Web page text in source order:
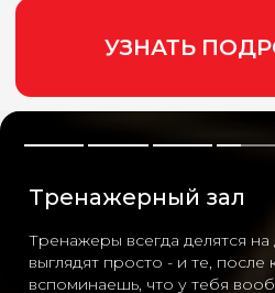
Тренажерный зал
Тренажеры всегда делятся на
выглядят просто - и те, после
вспоминаешь, что у тебя